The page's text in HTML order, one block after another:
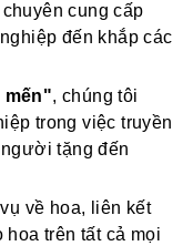
cung cấp
đến khắp các
, chúng tôi
trong việc truyền
tặng đến
về hoa, liên kết
hoa trên tất cả mọi